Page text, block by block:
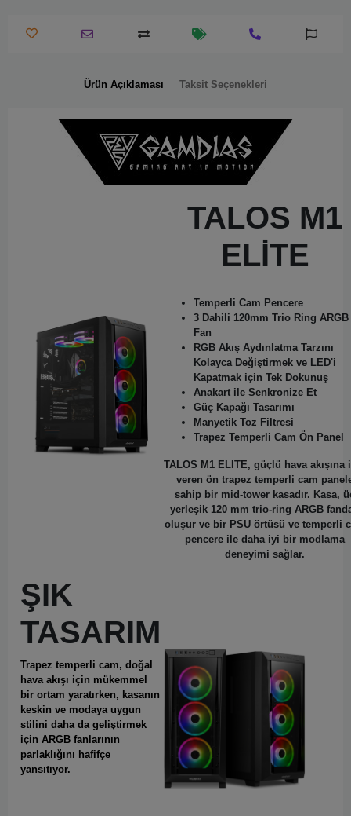
Ürün Açıklaması Taksit Seçenekleri
TALOS M1
ELİTE
Temperli Cam Pencere
3 Dahili 120mm Trio Ring ARGB
Fan
RGB Akış Aydınlatma Tarzını
Kolayca Değiştirmek ve LED'i
Kapatmak için Tek Dokunuş
Anakart ile Senkronize Et
Güç Kapağı Tasarımı
Manyetik Toz Filtresi
Trapez Temperli Cam Ön Panel
TALOS M1 ELITE, güçlü hava akışına
veren ön trapez temperli cam
sahip bir mid-tower kasadır. Kasa,
yerleşik 120 mm trio-ring ARGB
oluşur ve bir PSU örtüsü ve temperli
pencere ile daha iyi bir modlama
deneyimi sağlar.
ŞIK
TASARIM
Trapez temperli cam, doğal
hava akışı için mükemmel
bir ortam yaratırken, kasanın
keskin ve modaya uygun
stilini daha da geliştirmek
için ARGB fanlarının
parlaklığını hafifçe
yansıtıyor.